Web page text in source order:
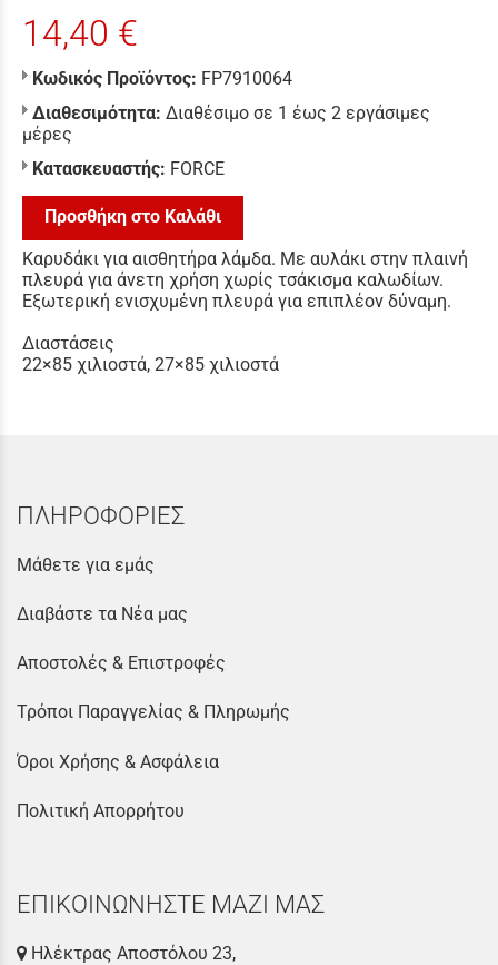
14,40 €
Κωδικός Προϊόντος: FP7910064
Διαθεσιμότητα: Διαθέσιμο σε 1 έως 2 εργάσιμες
μέρες
Κατασκευαστής: FORCE
Προσθήκη στο Καλάθι
Καρυδάκι για αισθητήρα λάμδα. Με αυλάκι στην πλαινή
πλευρά για άνετη χρήση χωρίς τσάκισμα καλωδίων.
Εξωτερική ενισχυμένη πλευρά για επιπλέον δύναμη.
Διαστάσεις
22×85 χιλιοστά, 27×85 χιλιοστά
ΠΛΗΡΟΦΟΡΙΕΣ
Μάθετε για εμάς
Διαβάστε τα Νέα μας
Αποστολές & Επιστροφές
Τρόποι Παραγγελίας & Πληρωμής
Όροι Χρήσης & Ασφάλεια
Πολιτική Απορρήτου
ΕΠΙΚΟΙΝΩΝΗΣΤΕ ΜΑΖΙ ΜΑΣ
Ηλέκτρας Αποστόλου 23,